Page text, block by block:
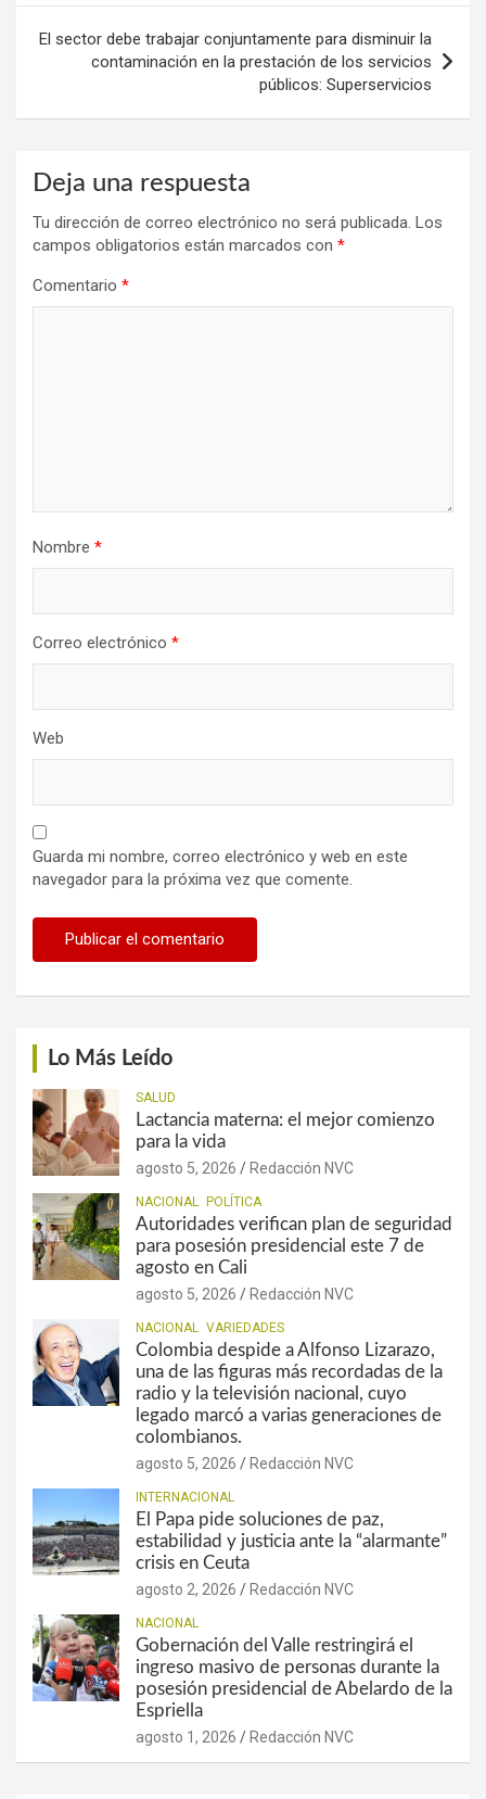
El sector debe trabajar conjuntamente para disminuir la
contaminación en la prestación de los servicios
públicos: Superservicios
Deja una respuesta
Tu dirección de correo electrónico no será publicada. Los
campos obligatorios están marcados con *
Comentario *
Nombre *
Correo electrónico *
Web
Guarda mi nombre, correo electrónico y web en este
navegador para la próxima vez que comente.
Lo Más Leído
SALUD
Lactancia materna: el mejor comienzo
para la vida
agosto 5, 2026 Redacción NVC
NACIONAL POLÍTICA
Autoridades verifican plan de seguridad
para posesión presidencial este 7 de
agosto en Cali
agosto 5, 2026 Redacción NVC
NACIONAL VARIEDADES
Colombia despide a Alfonso Lizarazo,
una de las figuras más recordadas de la
radio y la televisión nacional, cuyo
legado marcó a varias generaciones de
colombianos.
agosto 5, 2026 Redacción NVC
INTERNACIONAL
El Papa pide soluciones de paz,
estabilidad y justicia ante la “alarmante”
crisis en Ceuta
agosto 2, 2026 Redacción NVC
NACIONAL
Gobernación del Valle restringirá el
ingreso masivo de personas durante la
posesión presidencial de Abelardo de la
Espriella
agosto 1, 2026 Redacción NVC